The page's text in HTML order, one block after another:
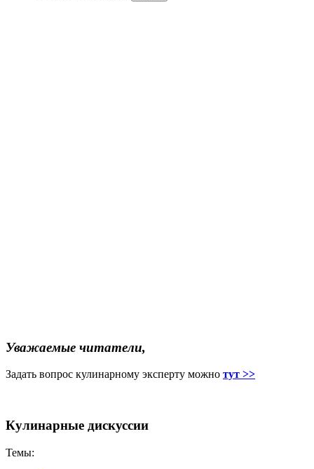
Уважаемые читатели,
Задать вопрос кулинарному эксперту можно тут >>
Кулинарные дискуссии
Темы: